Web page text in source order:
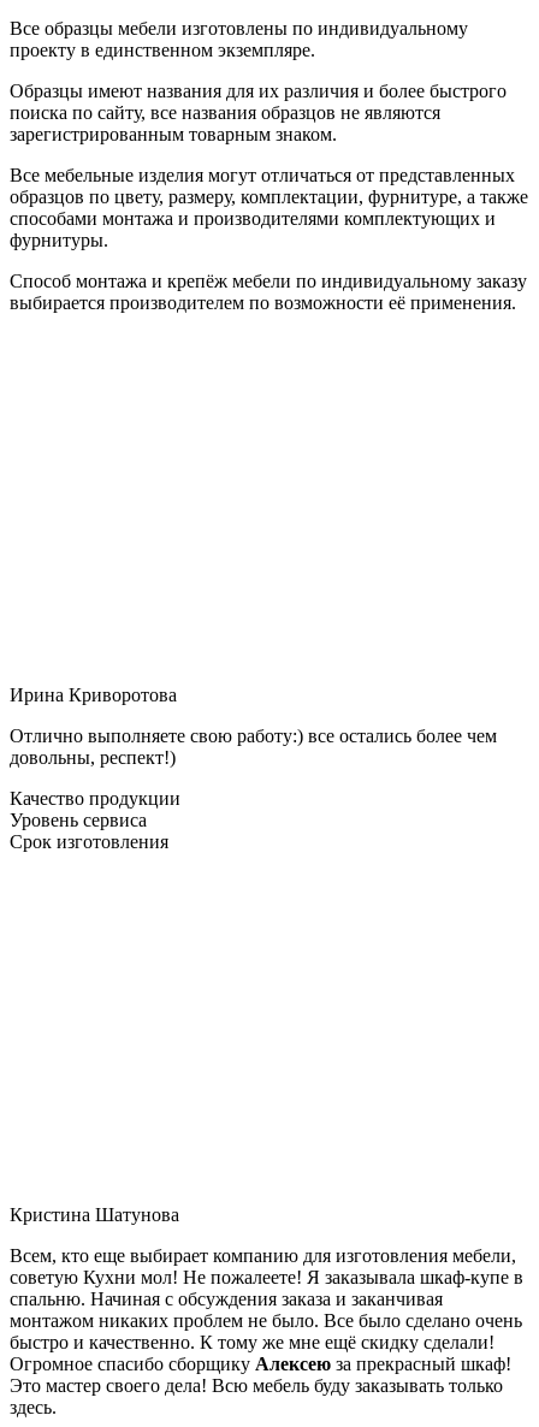
Все образцы мебели изготовлены по индивидуальному
проекту в единственном экземпляре.
Образцы имеют названия для их различия и более быстрого
поиска по сайту, все названия образцов не являются
зарегистрированным товарным знаком.
Все мебельные изделия могут отличаться от представленных
образцов по цвету, размеру, комплектации, фурнитуре, а также
способами монтажа и производителями комплектующих и
фурнитуры.
Способ монтажа и крепёж мебели по индивидуальному заказу
выбирается производителем по возможности её применения.
Ирина Криворотова
Отлично выполняете свою работу:) все остались более чем
довольны, респект!)
Качество продукции
Уровень сервиса
Срок изготовления
Кристина Шатунова
Всем, кто еще выбирает компанию для изготовления мебели,
советую Кухни мол! Не пожалеете! Я заказывала шкаф-купе в
спальню. Начиная с обсуждения заказа и заканчивая
монтажом никаких проблем не было. Все было сделано очень
быстро и качественно. К тому же мне ещё скидку сделали!
Огромное спасибо сборщику Алексею за прекрасный шкаф!
Это мастер своего дела! Всю мебель буду заказывать только
здесь.